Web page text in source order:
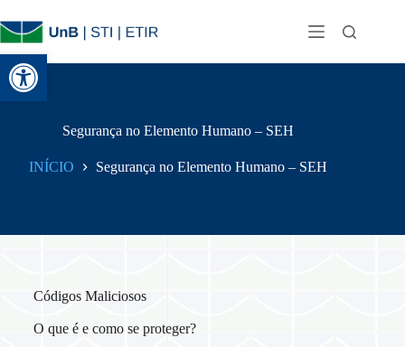
Abrir a barra de ferramentas
Segurança no Elemento Humano – SEH
INÍCIO Segurança no Elemento Humano – SEH
Códigos Maliciosos
O que é e como se proteger?